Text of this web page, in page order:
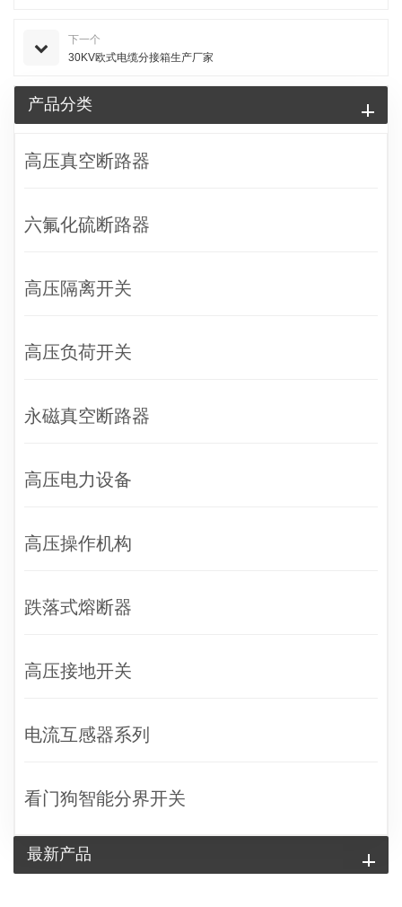
下一个
30KV欧式电缆分接箱生产厂家
产品分类
高压真空断路器
六氟化硫断路器
高压隔离开关
高压负荷开关
永磁真空断路器
高压电力设备
高压操作机构
跌落式熔断器
高压接地开关
电流互感器系列
看门狗智能分界开关
最新产品